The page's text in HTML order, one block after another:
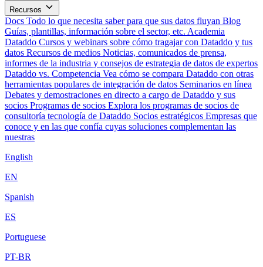
Recursos
Docs Todo lo que necesita saber para que sus datos fluyan Blog
Guías, plantillas, información sobre el sector, etc. Academia
Dataddo Cursos y webinars sobre cómo tragajar con Dataddo y tus
datos Recursos de medios Noticias, comunicados de prensa,
informes de la industria y consejos de estrategia de datos de expertos
Dataddo vs. Competencia Vea cómo se compara Dataddo con otras
herramientas populares de integración de datos Seminarios en línea
Debates y demostraciones en directo a cargo de Dataddo y sus
socios Programas de socios Explora los programas de socios de
consultoría tecnología de Dataddo Socios estratégicos Empresas que
conoce y en las que confía cuyas soluciones complementan las
nuestras
English
EN
Spanish
ES
Portuguese
PT-BR